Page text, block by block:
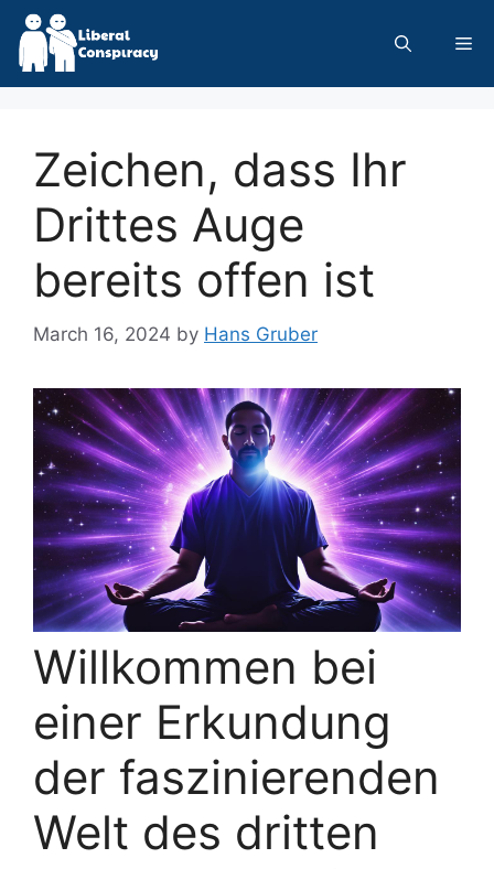
Skip
content
Zeichen, dass Ihr
Drittes Auge
bereits offen ist
March 16, 2024 by Hans Gruber
Willkommen bei
einer Erkundung
der faszinierenden
Welt des dritten